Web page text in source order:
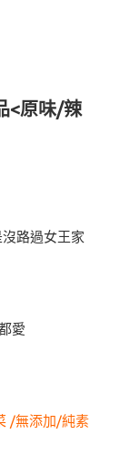
<原味/辣
路過女王家
愛
/無添加/純素